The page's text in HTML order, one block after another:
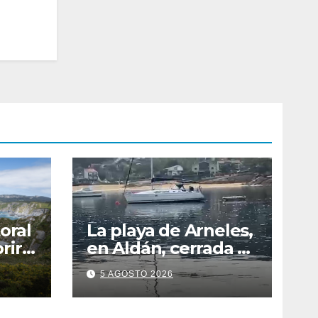
La playa de Arneles,
en Aldán, cerrada al
baño por
contaminación del
agua tras
5 AGOSTO 2026